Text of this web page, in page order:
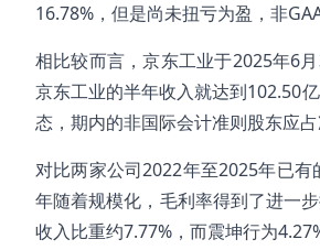
16.78%，但是尚未扭亏为盈，非
相比较而言，京东工业于2025年6
京东工业的半年收入就达到102.50
态，期内的非国际会计准则股东应
对比两家公司2022年至2025年已
年随着规模化，毛利率得到了进一
收入比重约7.77%，而震坤行为4.27%